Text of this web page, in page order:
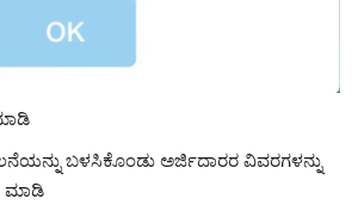
ಬಳಸಿಕೊಂಡು ಅರ್ಜಿದಾರರ ವಿವರಗಳನ್ನು
ಮಾಡಿ